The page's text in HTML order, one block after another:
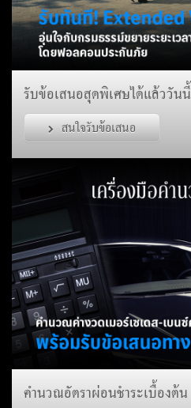
รับข้อเสนอสุดพิเศษได้แล้ววันนี้
สนใจรับข้อเสนอ
คำนวณอัตราผ่อนชำระเบื้องต้น